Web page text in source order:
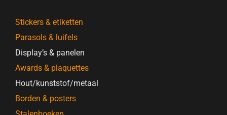
Stickers & etiketten
Parasols & luifels
Display’s & panelen
Awards & plaquettes
Hout/kunststof/metaal
Borden & posters